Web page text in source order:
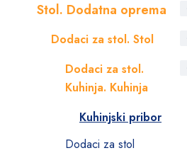
Stol. Dodatna oprema
Dodaci za stol. Stol
Dodaci za stol.
Kuhinja. Kuhinja
Kuhinjski pribor
Dodaci za stol